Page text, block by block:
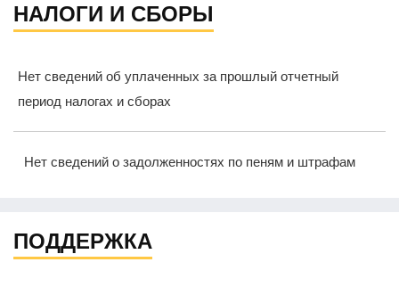
НАЛОГИ И СБОРЫ
Нет сведений об уплаченных за прошлый отчетный
период налогах и сборах
Нет сведений о задолженностях по пеням и штрафам
ПОДДЕРЖКА